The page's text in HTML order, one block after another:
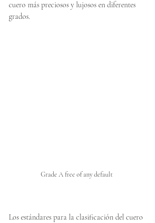
cuero más preciosos y lujosos en diferentes
grados.
Grade A free of any default
Los estándares para la clasificación del cuero